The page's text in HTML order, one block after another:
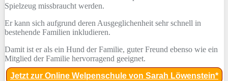
Spielzeug missbraucht werden.
Er kann sich aufgrund deren Ausgeglichenheit sehr schnell in
bestehende Familien inkludieren.
Damit ist er als ein Hund der Familie, guter Freund ebenso wie ein
Mitglied der Familie hervorragend geeignet.
Jetzt zur Online Welpenschule von Sarah Löwenstein*